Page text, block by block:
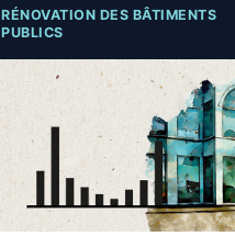
RÉNOVATION DES BÂTIMENTS
PUBLICS